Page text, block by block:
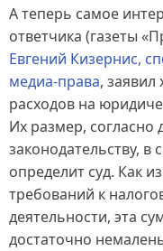
А теперь самое
ответчика (газеты
Евгений Кизернис,
медиа-права, заявил
расходов на
Их размер,
законодательству,
определит суд. Как
требований к
деятельности, эта
достаточно